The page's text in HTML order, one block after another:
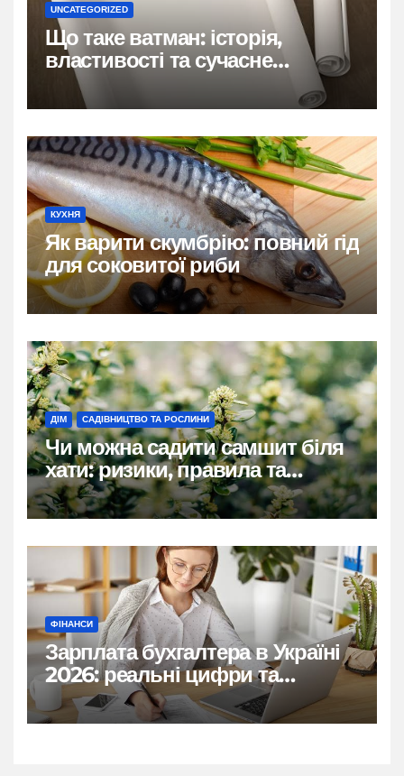
UNCATEGORIZED
Що таке ватман: історія,
властивості та сучасне
застосування
КУХНЯ
Як варити скумбрію: повний гід
для соковитої риби
ДІМ САДІВНИЦТВО ТА РОСЛИНИ
Чи можна садити самшит біля
хати: ризики, правила та
практичні рішення
ФІНАНСИ
Зарплата бухгалтера в Україні
2026: реальні цифри та
нюанси